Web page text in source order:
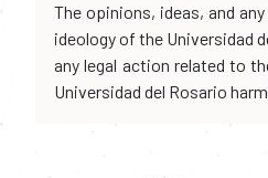
The opinions, ideas, and
ideology of the Universidad
any legal action related to
Universidad del Rosario